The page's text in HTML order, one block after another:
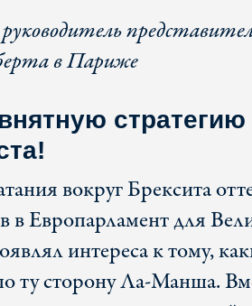
в Париже
стратегию
вокруг Брексита
в Европарламент для
интереса к тому,
ту сторону Ла-Манша.